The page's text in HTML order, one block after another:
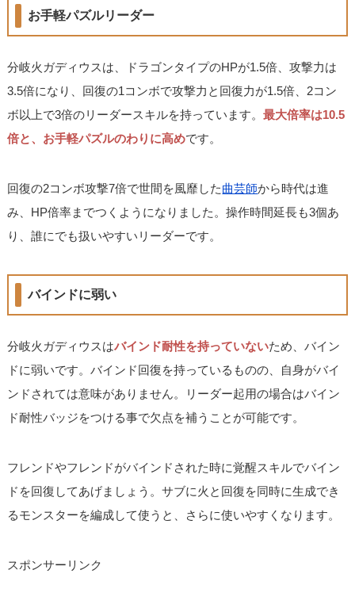
お手軽パズルリーダー
分岐火ガディウスは、ドラゴンタイプのHPが1.5倍、攻撃力は
3.5倍になり、回復の1コンボで攻撃力と回復力が1.5倍、2コン
ボ以上で3倍のリーダースキルを持っています。最大倍率は10.5
倍と、お手軽パズルのわりに高めです。
回復の2コンボ攻撃7倍で世間を風靡した曲芸師から時代は進
み、HP倍率までつくようになりました。操作時間延長も3個あ
り、誰にでも扱いやすいリーダーです。
バインドに弱い
分岐火ガディウスはバインド耐性を持っていないため、バイン
ドに弱いです。バインド回復を持っているものの、自身がバイ
ンドされては意味がありません。リーダー起用の場合はバイン
ド耐性バッジをつける事で欠点を補うことが可能です。
フレンドやフレンドがバインドされた時に覚醒スキルでバイン
ドを回復してあげましょう。サブに火と回復を同時に生成でき
るモンスターを編成して使うと、さらに使いやすくなります。
スポンサーリンク